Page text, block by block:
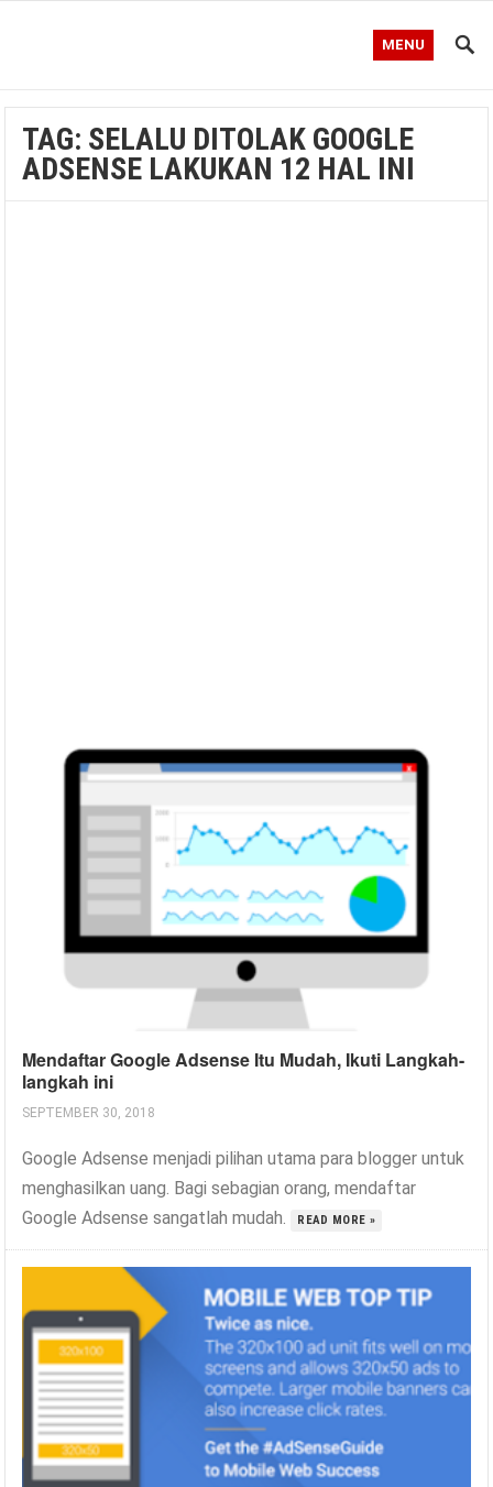
MENU
TAG: SELALU DITOLAK GOOGLE
ADSENSE LAKUKAN 12 HAL INI
Mendaftar Google Adsense Itu Mudah, Ikuti Langkah-
langkah ini
SEPTEMBER 30, 2018
Google Adsense menjadi pilihan utama para blogger untuk
menghasilkan uang. Bagi sebagian orang, mendaftar
Google Adsense sangatlah mudah.
READ MORE »